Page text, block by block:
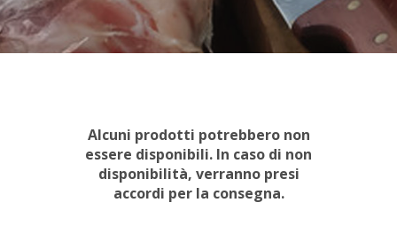
Alcuni prodotti potrebbero non
essere disponibili. In caso di non
disponibilità, verranno presi
accordi per la consegna.